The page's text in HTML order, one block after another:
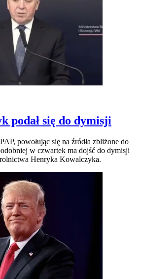
podał się do dymisji
powołując się na źródła zbliżone do
w czwartek ma dojść do dymisji
Henryka Kowalczyka.